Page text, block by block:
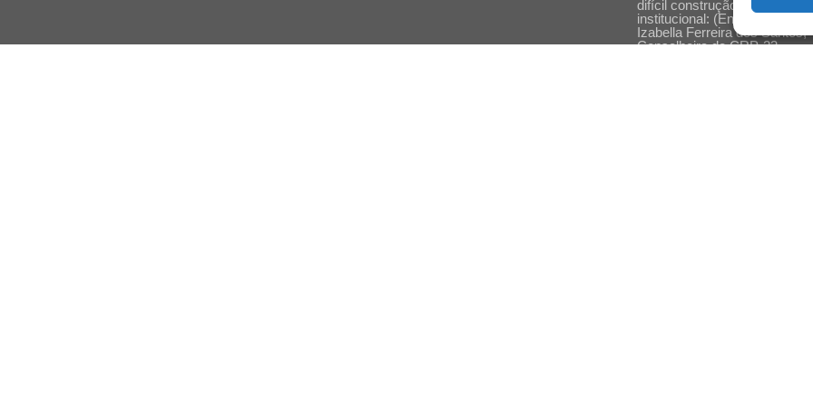
difícil construção do
institucional: (En)cena
Izabella Ferreira dos Santos,
Conselheira do CRP-23